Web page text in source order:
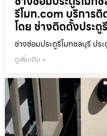
รีโมท.com บริการติ
โดย ช่างติดตั้งประ
ช่างซ่อมประตูรีโมทชลบุรี ประ
ดูเพิ่มเติม »